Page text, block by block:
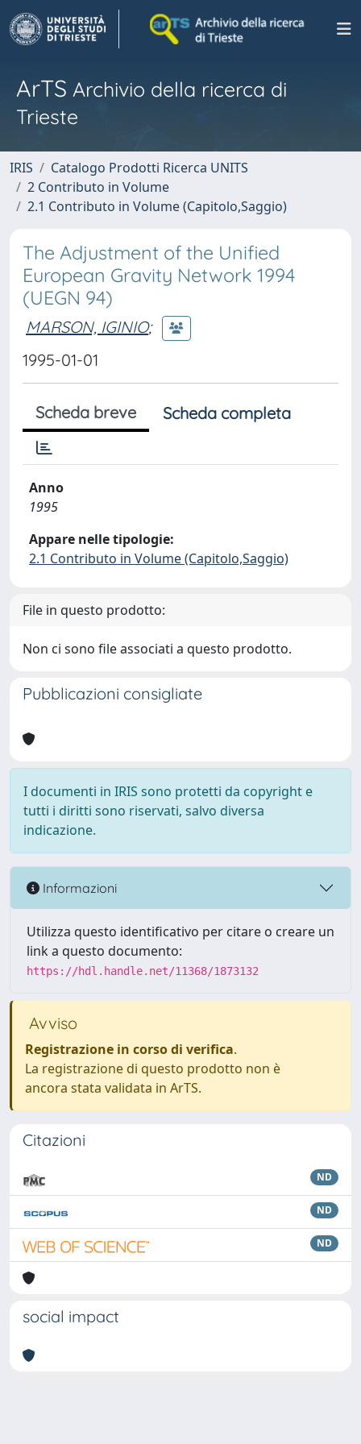
ArTS Archivio della ricerca di
Trieste
IRIS
Catalogo Prodotti Ricerca UNITS
2 Contributo in Volume
2.1 Contributo in Volume (Capitolo,Saggio)
The Adjustment of the Unified
European Gravity Network 1994
(UEGN 94)
MARSON, IGINIO;
1995-01-01
Scheda breve Scheda completa
Anno
1995
Appare nelle tipologie:
2.1 Contributo in Volume (Capitolo,Saggio)
File in questo prodotto:
Non ci sono file associati a questo prodotto.
Pubblicazioni consigliate
I documenti in IRIS sono protetti da copyright e
tutti i diritti sono riservati, salvo diversa
indicazione.
Informazioni
Utilizza questo identificativo per citare o creare un
link a questo documento:
https://hdl.handle.net/11368/1873132
Avviso
Registrazione in corso di verifica.
La registrazione di questo prodotto non è
ancora stata validata in ArTS.
Citazioni
ND
ND
ND
social impact